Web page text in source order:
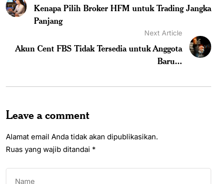
Kenapa Pilih Broker HFM untuk Trading Jangka
Panjang
Next Article
Akun Cent FBS Tidak Tersedia untuk Anggota
Baru...
Leave a comment
Alamat email Anda tidak akan dipublikasikan.
Ruas yang wajib ditandai *